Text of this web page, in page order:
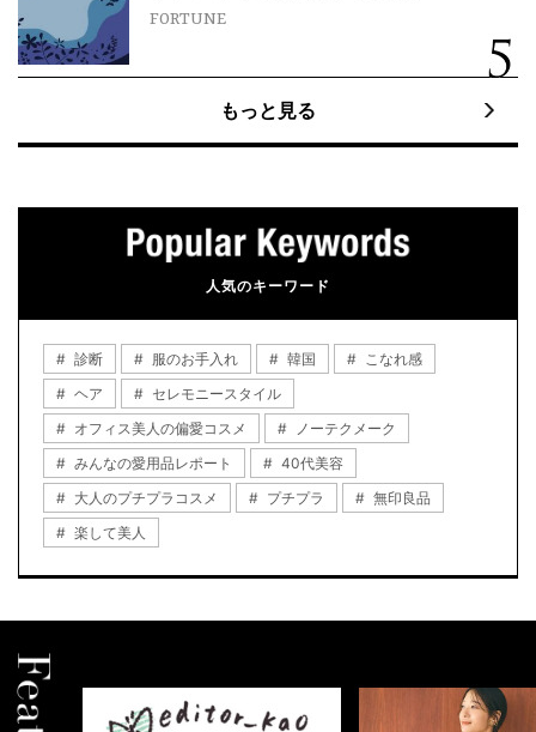
FORTUNE
もっと見る
人気のキーワード
診断 服のお手入れ 韓国
こなれ感
ヘア
セレモニースタイル
オフィス美人の偏愛コスメ
ノーテクメーク
みんなの愛用品レポート
40代美容
大人のプチプラコスメ
プチプラ
無印良品
楽して美人